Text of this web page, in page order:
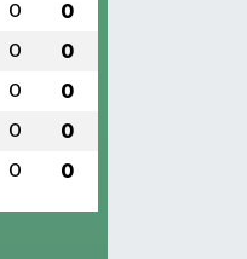
0 0
0 0
0 0
0 0
0 0